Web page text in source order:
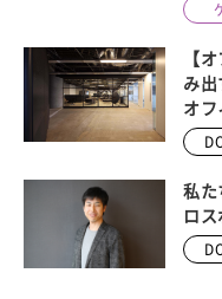
【
み
オフ
私た
ロス